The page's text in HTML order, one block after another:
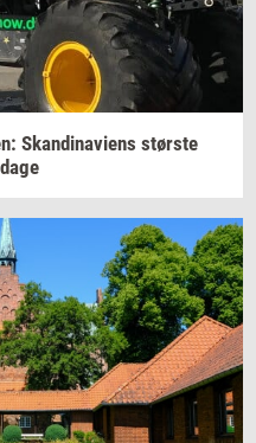
Skan­di­navi­ens stør­ste